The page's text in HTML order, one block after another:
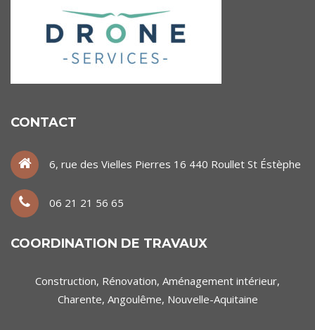
CONTACT
6, rue des Vielles Pierres 16 440 Roullet St Éstèphe
06 21 21 56 65
COORDINATION DE TRAVAUX
Construction, Rénovation, Aménagement intérieur,
Charente, Angoulême, Nouvelle-Aquitaine